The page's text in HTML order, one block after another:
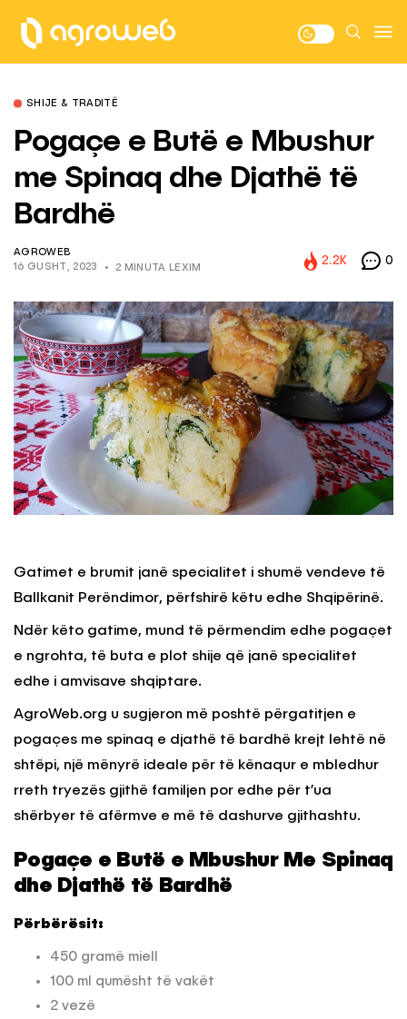
SHIJE & TRADITË
Pogaçe e Butë e Mbushur
me Spinaq dhe Djathë të
Bardhë
AGROWEB
16 GUSHT, 2023
2 MINUTA LEXIM
2.2K 0
Gatimet e brumit janë specialitet i shumë vendeve të
Ballkanit Perëndimor, përfshirë këtu edhe Shqipërinë.
Ndër këto gatime, mund të përmendim edhe pogaçet
e ngrohta, të buta e plot shije që janë specialitet
edhe i amvisave shqiptare.
AgroWeb.org u sugjeron më poshtë përgatitjen e
pogaçes me spinaq e djathë të bardhë krejt lehtë në
shtëpi, një mënyrë ideale për të kënaqur e mbledhur
rreth tryezës gjithë familjen por edhe për t’ua
shërbyer të afërmve e më të dashurve gjithashtu.
Pogaçe e Butë e Mbushur Me Spinaq
dhe Djathë të Bardhë
Përbërësit:
450 gramë miell
100 ml qumësht të vakët
2 vezë